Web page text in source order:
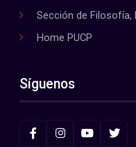
Sección de Filosofía,
Home PUCP
Síguenos